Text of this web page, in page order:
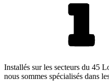
Installés sur les secteurs du 45
nous sommes spécialisés dans